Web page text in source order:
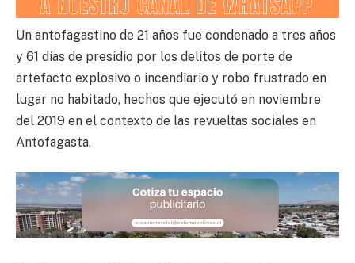
Un antofagastino de 21 años fue condenado a tres años
y 61 días de presidio por los delitos de porte de
artefacto explosivo o incendiario y robo frustrado en
lugar no habitado, hechos que ejecutó en noviembre
del 2019 en el contexto de las revueltas sociales en
Antofagasta.